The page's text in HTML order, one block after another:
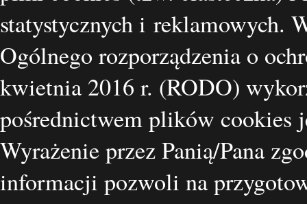
statystycznych i reklamowych.
Ogólnego rozporządzenia o
kwietnia 2016 r. (RODO)
pośrednictwem plików cookies
Wyrażenie przez Panią/Pana
informacji pozwoli na